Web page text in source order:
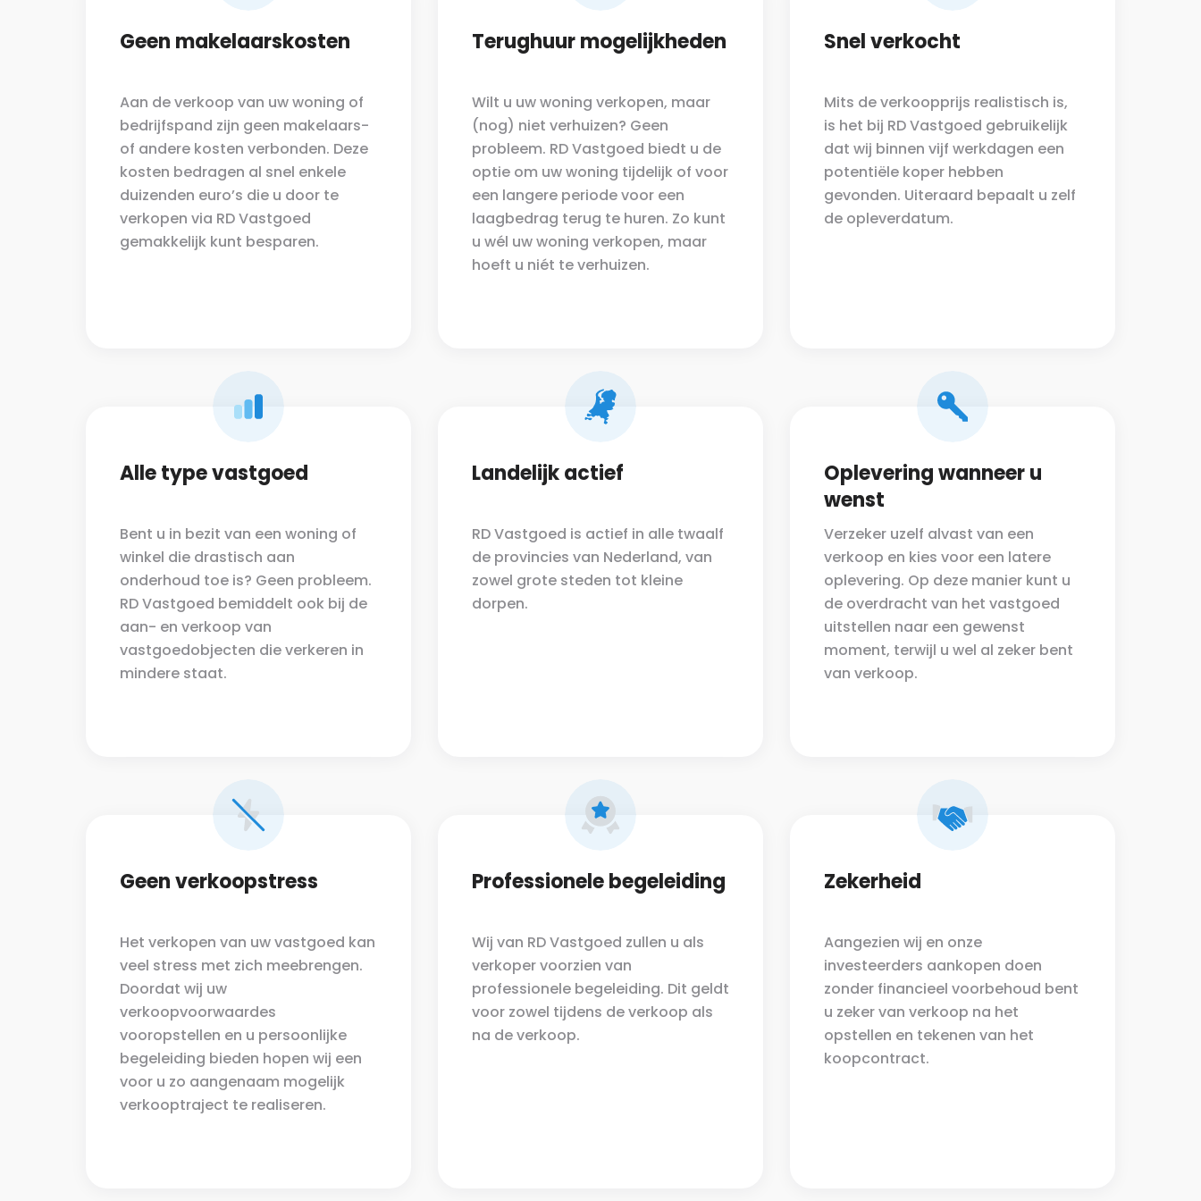
Geen makelaarskosten
Aan de verkoop van uw woning of
bedrijfspand zijn geen makelaars-
of andere kosten verbonden. Deze
kosten bedragen al snel enkele
duizenden euro’s die u door te
verkopen via RD Vastgoed
gemakkelijk kunt besparen.
Terughuur mogelijkheden
Wilt u uw woning verkopen, maar
(nog) niet verhuizen? Geen
probleem. RD Vastgoed biedt u de
optie om uw woning tijdelijk of voor
een langere periode voor een
laagbedrag terug te huren. Zo kunt
u wél uw woning verkopen, maar
hoeft u niét te verhuizen.
Snel verkocht
Mits de verkoopprijs realistisch is,
is het bij RD Vastgoed gebruikelijk
dat wij binnen vijf werkdagen een
potentiële koper hebben
gevonden. Uiteraard bepaalt u zelf
de opleverdatum.
Alle type vastgoed
Bent u in bezit van een woning of
winkel die drastisch aan
onderhoud toe is? Geen probleem.
RD Vastgoed bemiddelt ook bij de
aan- en verkoop van
vastgoedobjecten die verkeren in
mindere staat.
Landelijk actief
RD Vastgoed is actief in alle twaalf
de provincies van Nederland, van
zowel grote steden tot kleine
dorpen.
Oplevering wanneer u
wenst
Verzeker uzelf alvast van een
verkoop en kies voor een latere
oplevering. Op deze manier kunt u
de overdracht van het vastgoed
uitstellen naar een gewenst
moment, terwijl u wel al zeker bent
van verkoop.
Geen verkoopstress
Het verkopen van uw vastgoed kan
veel stress met zich meebrengen.
Doordat wij uw
verkoopvoorwaardes
vooropstellen en u persoonlijke
begeleiding bieden hopen wij een
voor u zo aangenaam mogelijk
verkooptraject te realiseren.
Professionele begeleiding
Wij van RD Vastgoed zullen u als
verkoper voorzien van
professionele begeleiding. Dit geldt
voor zowel tijdens de verkoop als
na de verkoop.
Zekerheid
Aangezien wij en onze
investeerders aankopen doen
zonder financieel voorbehoud bent
u zeker van verkoop na het
opstellen en tekenen van het
koopcontract.